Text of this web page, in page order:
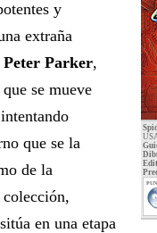
y
extraña
Peter Parker,
se mueve
que se la
de la
en una etapa